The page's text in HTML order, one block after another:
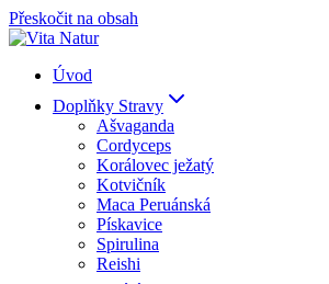
Přeskočit na obsah
Úvod
Doplňky Stravy
Ašvaganda
Cordyceps
Korálovec ježatý
Kotvičník
Maca Peruánská
Pískavice
Spirulina
Reishi